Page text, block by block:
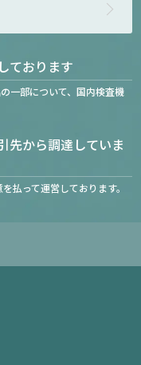
ております
一部について、国内検査機
先から調達していま
払って運営しております。